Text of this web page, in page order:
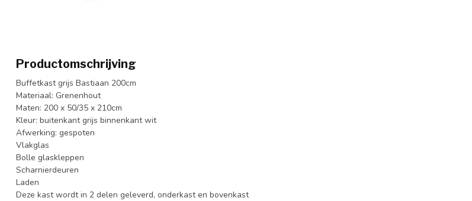
Productomschrijving
Buffetkast grijs Bastiaan 200cm
Materiaal: Grenenhout
Maten: 200 x 50/35 x 210cm
Kleur: buitenkant grijs binnenkant wit
Afwerking: gespoten
Vlakglas
Bolle glaskleppen
Scharnierdeuren
Laden
Deze kast wordt in 2 delen geleverd, onderkast en bovenkast